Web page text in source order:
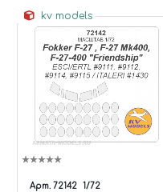
kv models
Арт. 72142 1/72